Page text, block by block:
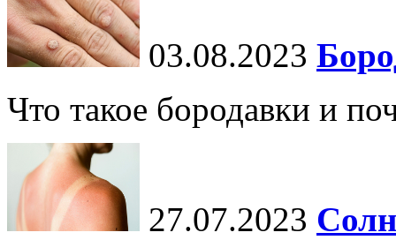
03.08.2023
Что такое бородавки и
27.07.2023